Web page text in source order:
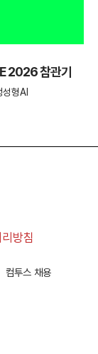
2026 참관기
성형AI
방침
컴투스 채용